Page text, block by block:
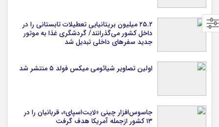
۲۵.۲ میلیون بریتانیایی تعطیلات تابستانی را در
داخل کشور می‌گذرانند/ گردشگری غذا به موتور
جدید سفرهای داخلی تبدیل شد
اولین تصاویر شیائومی میکس فولد ۵ منتشر شد
جاسوس‌افزار چینی «لایت‌اسپای»، قربانیان را در
۱۳ کشور ازجمله آمریکا هدف گرفت